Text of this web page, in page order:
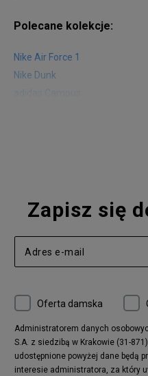
44,5 29 cm
Polecane kolekcje:
Nike Air Force 1
Nike Dunk
Air Jordan 1
adidas Handball Spezial
Nike Air Max 270
adidas Ozelia
Nike Air More Uptempo
Puma Mayze
New Balance 2002
Converse Run Star Hike
Zapisz się
Oferta damska
Administratorem danych
S.A. z siedzibą w Krakowie (31-
udostępnione powyżej dane będą
interesie administratora, za który